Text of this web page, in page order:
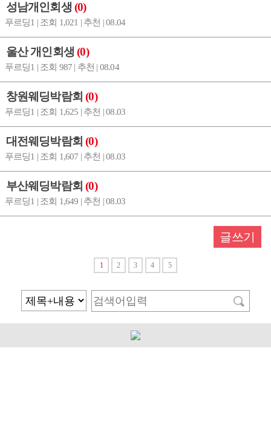
성남개인회생 (0)
푸르딩1 | 조회 1,021 | 추천 | 08.04
울산 개인회생(0)
푸르딩1 | 조회 987 | 추천 | 08.04
창원웨딩박람회(0)
푸르딩1 | 조회 1,625 | 추천 | 08.03
대전웨딩박람회(0)
푸르딩1 | 조회 1,607 | 추천 | 08.03
부산웨딩박람회(0)
푸르딩1 | 조회 1,649 | 추천 | 08.03
글쓰기
1 2 3 4 5